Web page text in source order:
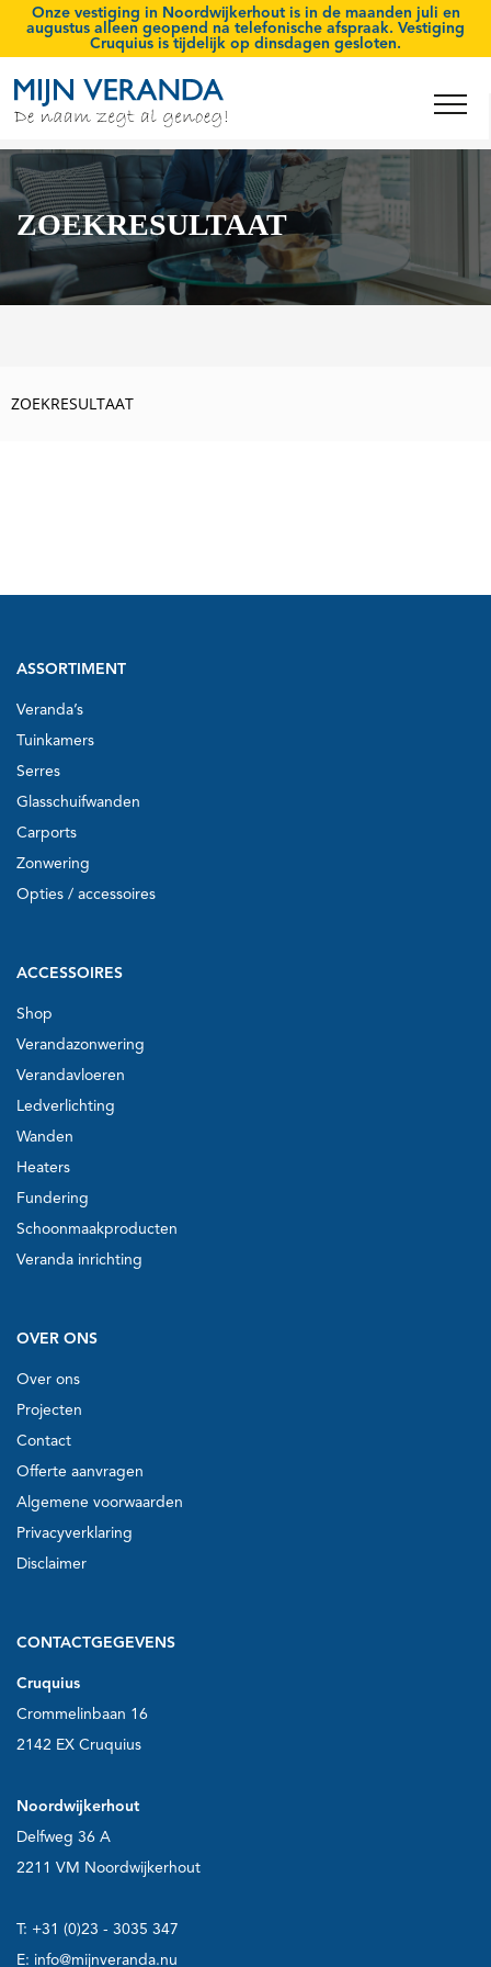
Onze vestiging in Noordwijkerhout is in de maanden juli en
augustus alleen geopend na telefonische afspraak. Vestiging
Cruquius is tijdelijk op dinsdagen gesloten.
ZOEKRESULTAAT
ZOEKRESULTAAT
ASSORTIMENT
Veranda’s
Tuinkamers
Serres
Glasschuifwanden
Carports
Zonwering
Opties / accessoires
ACCESSOIRES
Shop
Verandazonwering
Verandavloeren
Ledverlichting
Wanden
Heaters
Fundering
Schoonmaakproducten
Veranda inrichting
OVER ONS
Over ons
Projecten
Contact
Offerte aanvragen
Algemene voorwaarden
Privacyverklaring
Disclaimer
CONTACTGEGEVENS
Cruquius
Crommelinbaan 16
2142 EX Cruquius
Noordwijkerhout
Delfweg 36 A
2211 VM Noordwijkerhout
T: +31 (0)23 - 3035 347
E: info@mijnveranda.nu